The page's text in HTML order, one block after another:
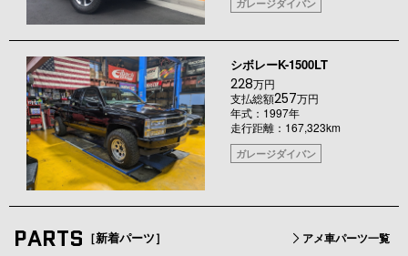
ガレージダイバン
シボレーK-1500LT
228万円
支払総額257万円
年式：1997年
走行距離：167,323km
ガレージダイバン
PARTS ［新着パーツ］ アメ車パーツ一覧